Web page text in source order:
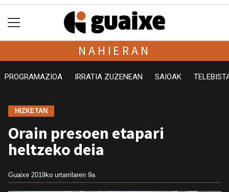
NAHIERAN
PROGRAMAZIOA IRRATIA ZUZENEAN SAIOAK
HIZKETAN
Orain presoen etapari
heltzeko deia
Guaixe 2019ko urtarrilaren 9a